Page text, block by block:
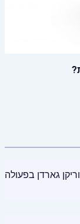
גארדן בפעולה